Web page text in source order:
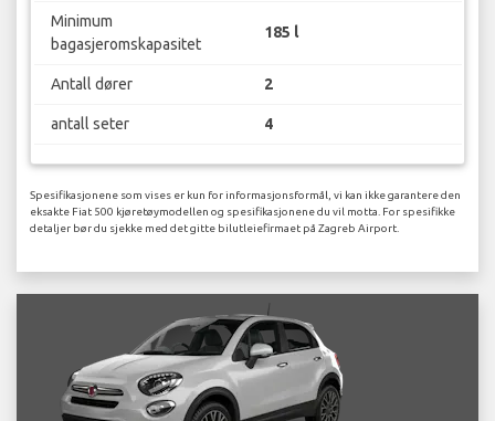
Minimum
bagasjeromskapasitet
185 l
Antall dører 2
antall seter 4
Spesifikasjonene som vises er kun for informasjonsformål, vi kan ikke garantere den
eksakte Fiat 500 kjøretøymodellen og spesifikasjonene du vil motta. For spesifikke
detaljer bør du sjekke med det gitte bilutleiefirmaet på Zagreb Airport.